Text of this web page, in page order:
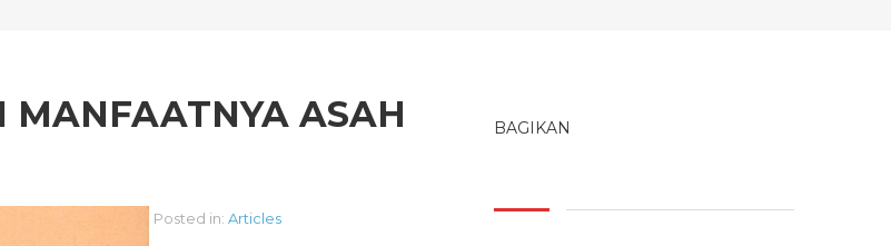
MANFAATNYA ASAH
Posted in: Articles
BAGIKAN